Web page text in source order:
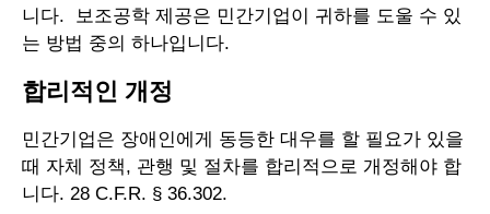
니다. 보조공학 제공은 민간기업이 귀하를 도울 수 있
는 방법 중의 하나입니다.
합리적인 개정
민간기업은 장애인에게 동등한 대우를 할 필요가 있을
때 자체 정책, 관행 및 절차를 합리적으로 개정해야 합
니다. 28 C.F.R. § 36.302.